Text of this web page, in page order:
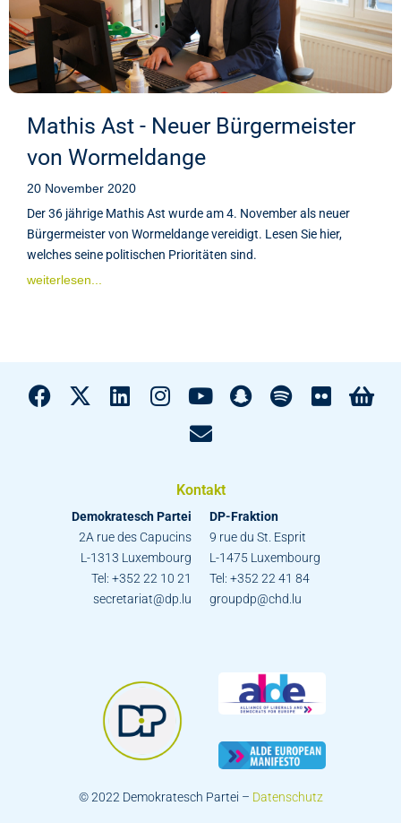
Mathis Ast - Neuer Bürgermeister
von Wormeldange
20 November 2020
Der 36 jährige Mathis Ast wurde am 4. November als neuer
Bürgermeister von Wormeldange vereidigt. Lesen Sie hier,
welches seine politischen Prioritäten sind.
weiterlesen...
Kontakt
Demokratesch Partei
2A rue des Capucins
L-1313 Luxembourg
Tel: +352 22 10 21
secretariat@dp.lu
DP-Fraktion
9 rue du St. Esprit
L-1475 Luxembourg
Tel: +352 22 41 84
groupdp@chd.lu
© 2022 Demokratesch Partei – Datenschutz